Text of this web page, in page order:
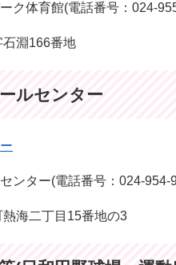
ク体育館(電話番号：024-
淵166番地
ルセンター
ンター(電話番号：024-954-
海二丁目15番地の3